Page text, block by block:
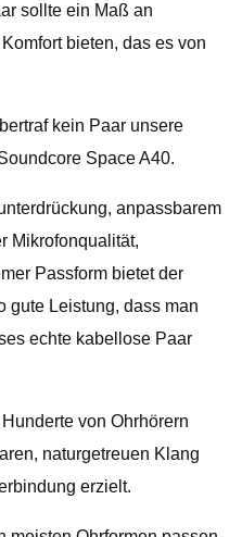
sollte ein Maß an
bieten, das es von
kein Paar unsere
Space A40.
anpassbarem
Mikrofonqualität,
Passform bietet der
gute Leistung, dass man
echte kabellose Paar
von Ohrhörern
naturgetreuen Klang
erzielt.